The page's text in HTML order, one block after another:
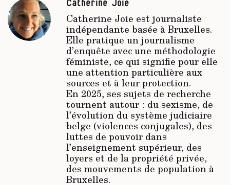
Catherine Joie
Catherine Joie est journaliste
indépendante basée à Bruxelles.
Elle pratique un journalisme
d’enquête avec une méthodologie
féministe, ce qui signifie pour elle
une attention particulière aux
sources et à leur protection.
En 2025, ses sujets de recherche
tournent autour : du sexisme, de
l’évolution du système judiciaire
belge (violences conjugales), des
luttes de pouvoir dans
l’enseignement supérieur, des
loyers et de la propriété privée,
des mouvements de population à
Bruxelles.